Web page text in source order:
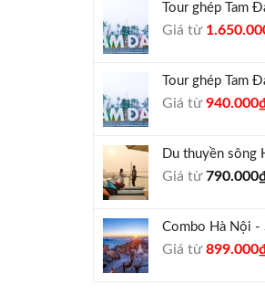
Tour ghép Tam
Giá từ Giá
Tour ghép Tam
Giá từGiá
940.000
Du thuyền sông
Giá từ790.000
Combo Hà Nội -
Giá từGiá
899.000